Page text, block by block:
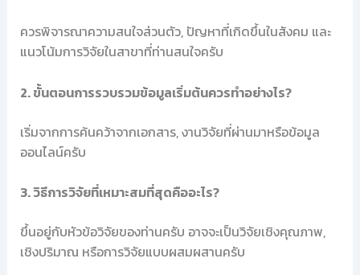
ควรพิจารณาความสนใจส่วนตัว, ปัญหาที่เกิดขึ้นในสังคม และ
แนวโน้มการวิจัยในสาขาที่ท่านสนใจครับ
2. ขั้นตอนการรวบรวมข้อมูลเริ่มต้นควรทำอย่างไร?
เริ่มจากการค้นคว้าจากเอกสาร, งานวิจัยที่ผ่านมาหรือข้อมูล
ออนไลน์ครับ
3. วิธีการวิจัยที่เหมาะสมที่สุดคืออะไร?
ขึ้นอยู่กับหัวข้อวิจัยของท่านครับ อาจจะเป็นวิจัยเชิงคุณภาพ,
เชิงปริมาณ หรือการวิจัยแบบผสมผสานครับ